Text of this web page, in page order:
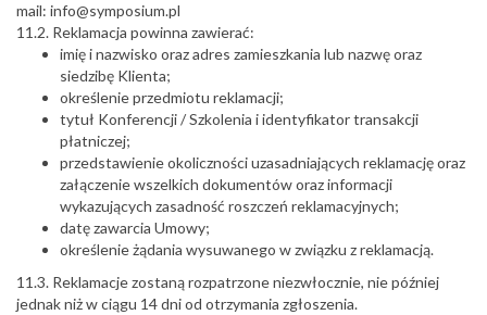
mail: info@symposium.pl
11.2. Reklamacja powinna zawierać:
imię i nazwisko oraz adres zamieszkania lub nazwę oraz
siedzibę Klienta;
określenie przedmiotu reklamacji;
tytuł Konferencji / Szkolenia i identyfikator transakcji
płatniczej;
przedstawienie okoliczności uzasadniających reklamację oraz
załączenie wszelkich dokumentów oraz informacji
wykazujących zasadność roszczeń reklamacyjnych;
datę zawarcia Umowy;
określenie żądania wysuwanego w związku z reklamacją.
11.3. Reklamacje zostaną rozpatrzone niezwłocznie, nie później
jednak niż w ciągu 14 dni od otrzymania zgłoszenia.